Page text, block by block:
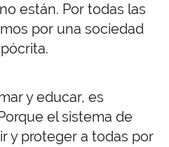
están. Por todas las
por una sociedad
y educar, es
el sistema de
y proteger a todas por